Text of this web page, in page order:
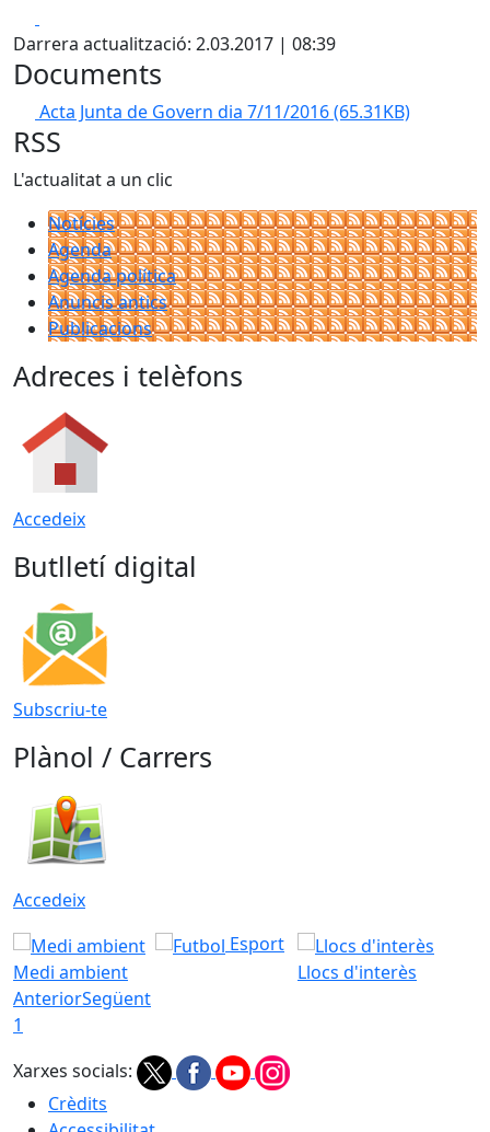
Darrera actualització: 2.03.2017 | 08:39
Documents
Acta Junta de Govern dia 7/11/2016(65.31KB)
RSS
L'actualitat a un clic
Notícies
Agenda
Agenda política
Anuncis antics
Publicacions
Adreces i telèfons
Accedeix
Butlletí digital
Subscriu-te
Plànol / Carrers
Accedeix
Medi ambient
Esport
Llocs d'interès
AnteriorSegüent
1
Xarxes socials:
Crèdits